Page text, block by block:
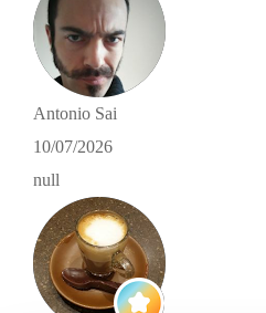
Antonio Sai
10/07/2026
null